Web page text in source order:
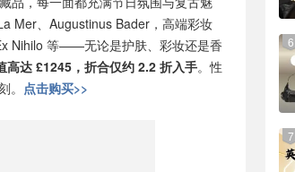
Mer、Augustinus Bader，高端彩妆
Nihilo 等——无论是护肤、彩妆还是香
高达 £1245，折合仅约 2.2 折入手。性
点击购买>>